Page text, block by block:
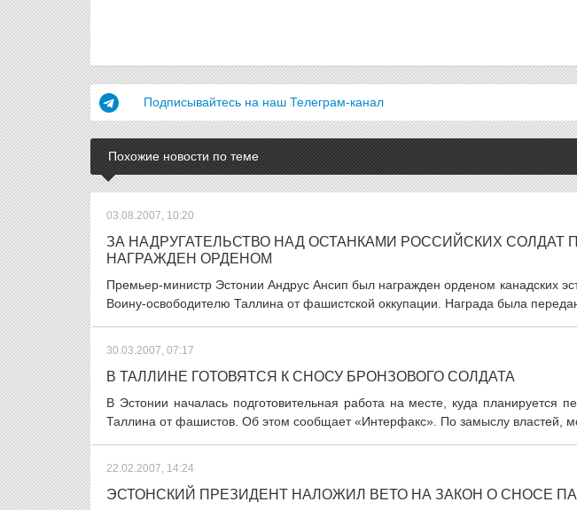
Подписывайтесь на наш Телеграм-канал
Похожие новости по теме
03.08.2007, 10:20
ЗА НАДРУГАТЕЛЬСТВО НАД ОСТАНКАМИ РОССИЙСКИХ СОЛДАТ
НАГРАЖДЕН ОРДЕНОМ
Премьер-министр Эстонии Андрус Ансип был награжден орденом канадских
Воину-освободителю Таллина от фашистской оккупации. Награда была
30.03.2007, 07:17
В ТАЛЛИНЕ ГОТОВЯТСЯ К СНОСУ БРОНЗОВОГО СОЛДАТА
В Эстонии началась подготовительная работа на месте, куда планируется
Таллина от фашистов. Об этом сообщает «Интерфакс». По замыслу властей,
22.02.2007, 14:24
ЭСТОНСКИЙ ПРЕЗИДЕНТ НАЛОЖИЛ ВЕТО НА ЗАКОН О СНОСЕ